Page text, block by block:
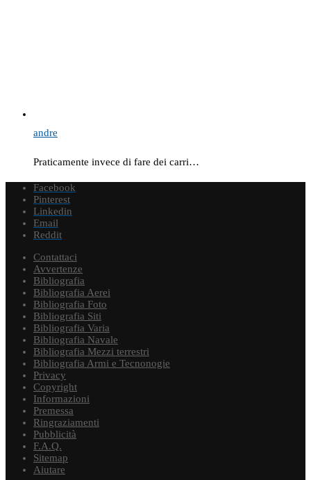
andre
Praticamente invece di fare dei carri…
Facebook
Pinterest
Linkedin
Email
Reddit
Contattaci
Avvertenze
Bibliografia
Bibliografia Aerei
Bibliografia Foto
Bibliografia Siti
Bibliografia Varia
Bibliografia Navale
Bibliografia Mezzi terrestri
Bibliografia Armi e Tecnonogie
Privacy
Copyright
Informazioni
Premessa
Ringraziamenti
Pubblicità
F.A.Q.
Sitemap
Aiutare